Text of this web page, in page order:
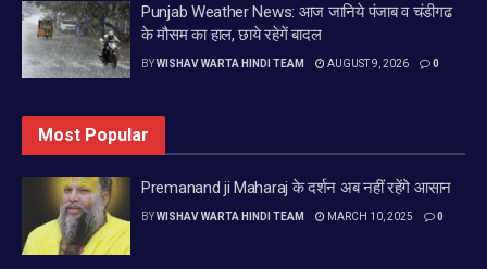
Punjab Weather News: आज जानिये पंजाब व चंडीगढ
के मौसम का हाल, छाये रहेगें बादल
BYWISHAV WARTA HINDI TEAM AUGUST 9, 2026 0
Most Popular
Premanand ji Maharaj के दर्शन अब नहीं रहेंगे आसान
BYWISHAV WARTA HINDI TEAM MARCH 10, 2025 0